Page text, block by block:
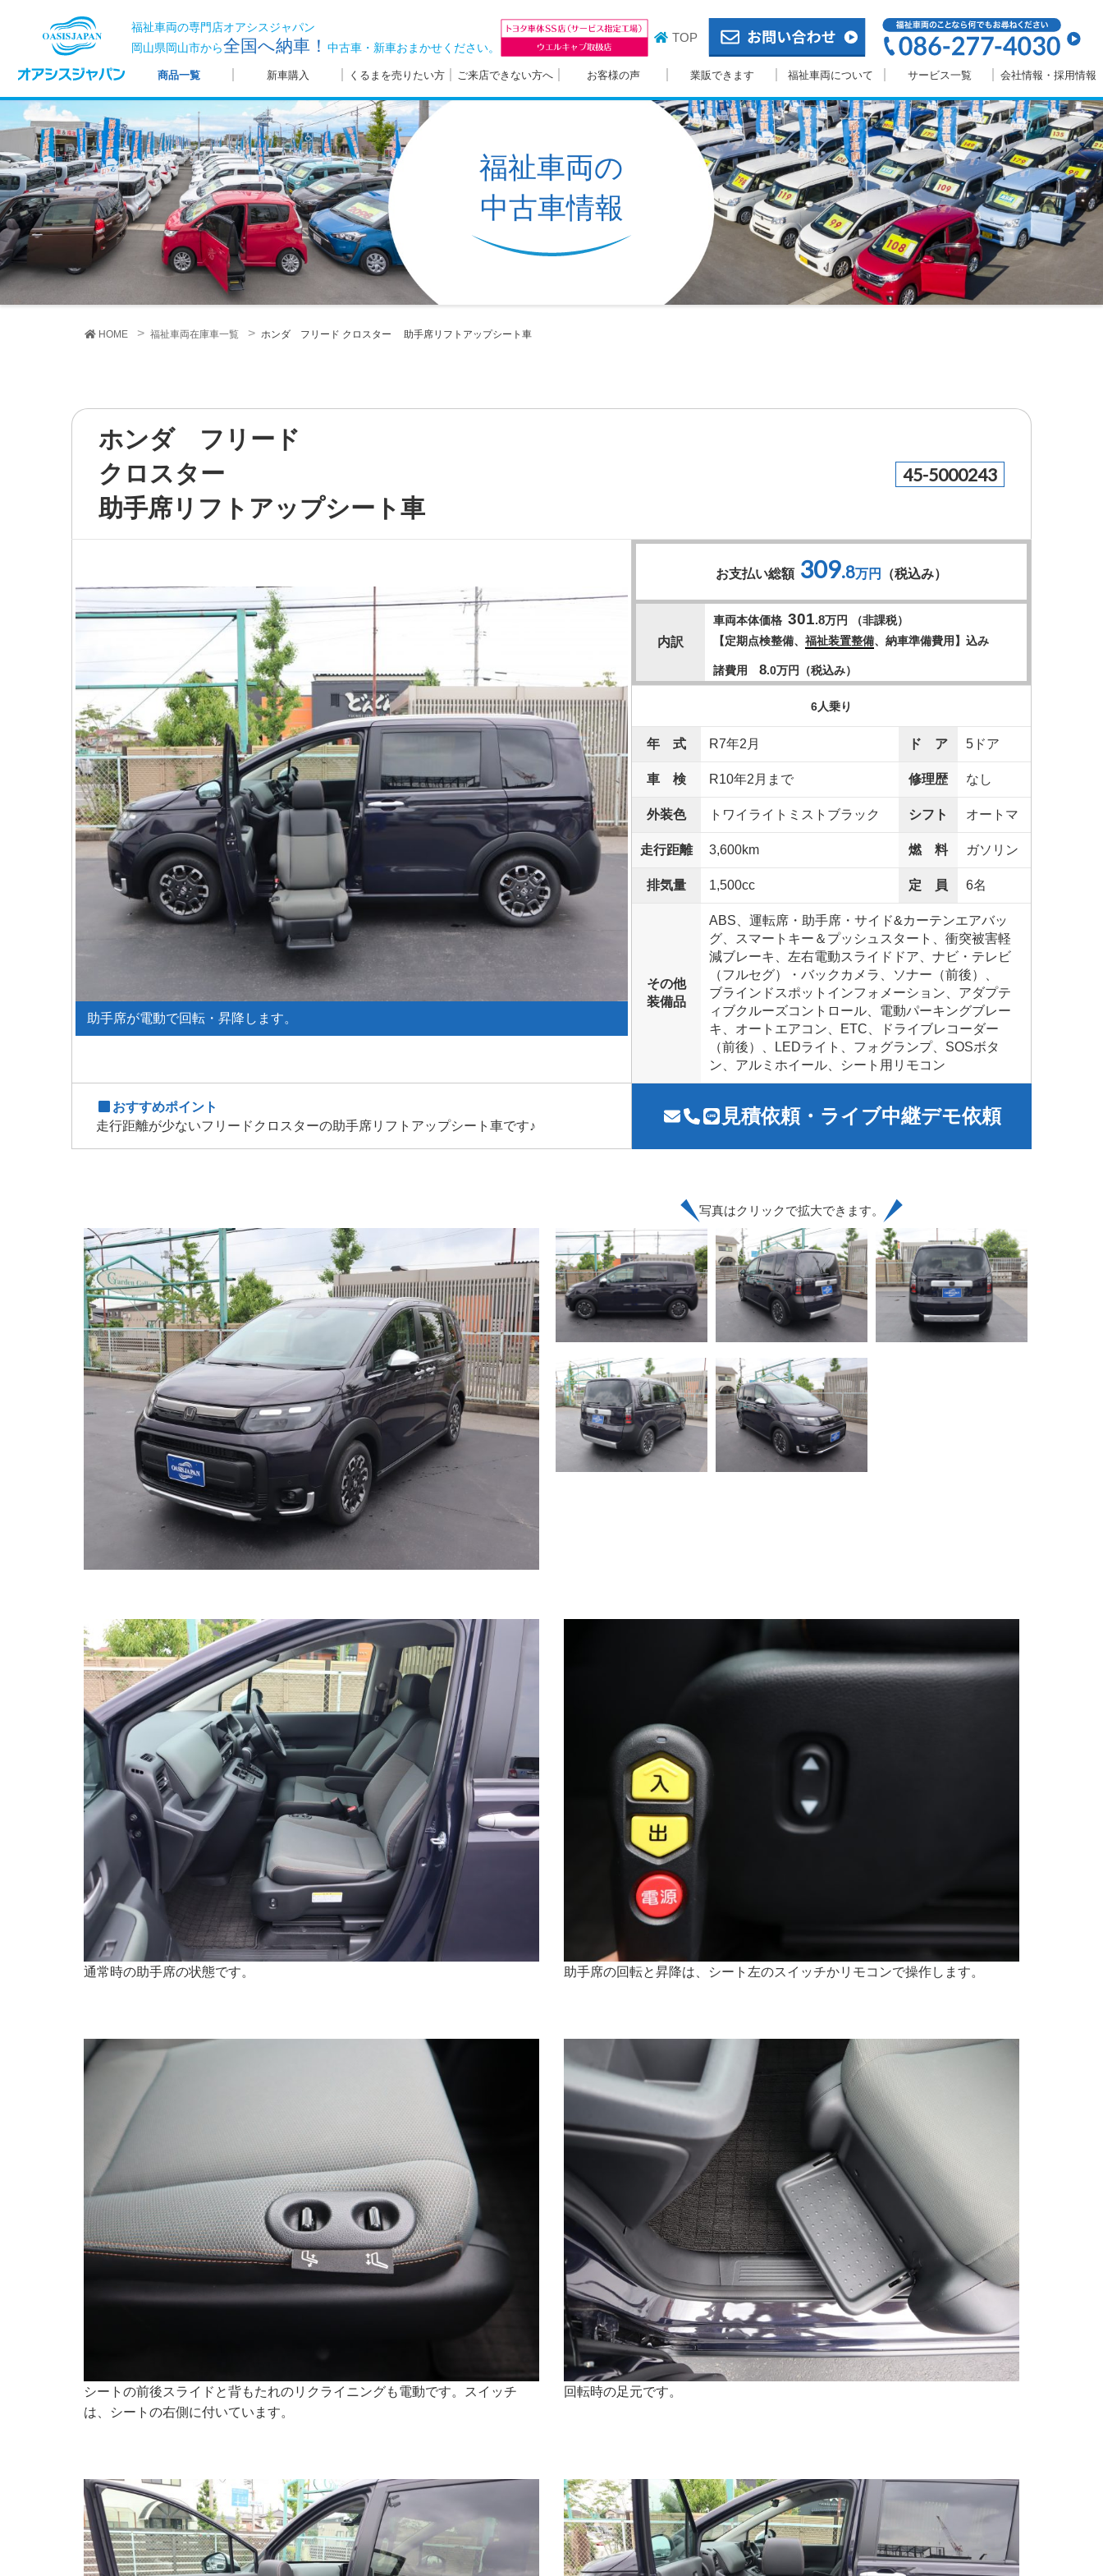
福祉車両の専門店オアシスジャパン
岡山県岡山市から全国へ納車！中古車・新車おまかせください。
TOP
商品一覧 新車購入 くるまを売りたい方 ご来店できない方へ お客様の声 業販できます 福祉車両について サービス一覧 会社情報・採用情報
福祉車両の
中古車情報
HOME 福祉車両在庫車一覧 ホンダ フリード クロスター 助手席リフトアップシート車
ホンダ フリード
クロスター
助手席リフトアップシート車
45-5000243
助手席が電動で回転・昇降します。
お支払い総額 309.8万円 （税込み）
内訳
車両本体価格 301.8万円 （非課税）
【定期点検整備、 福祉装置整備、納車準備費用】込み
諸費用 8.0万円（税込み）
6人乗り
年 式 R7年2月 ド ア 5ドア
車 検 R10年2月まで 修理歴 なし
外装色 トワイライトミストブラック シフト オートマ
走行距離 3,600km 燃 料 ガソリン
排気量 1,500cc 定 員 6名
その他
装備品
ABS、運転席・助手席・サイド&カーテンエアバッ
グ、スマートキー＆プッシュスタート、衝突被害軽
減ブレーキ、左右電動スライドドア、ナビ・テレビ
（フルセグ）・バックカメラ、ソナー（前後）、
ブラインドスポットインフォメーション、アダプテ
ィブクルーズコントロール、電動パーキングブレー
キ、オートエアコン、ETC、ドライブレコーダー
（前後）、LEDライト、フォグランプ、SOSボタ
ン、アルミホイール、シート用リモコン
おすすめポイント
走行距離が少ないフリードクロスターの助手席リフトアップシート車です♪
見積依頼・ライブ中継デモ依頼
写真はクリックで拡大できます。
通常時の助手席の状態です。 助手席の回転と昇降は、シート左のスイッチかリモコンで操作します。
シートの前後スライドと背もたれのリクライニングも電動です。スイッチ
は、シートの右側に付いています。
回転時の足元です。